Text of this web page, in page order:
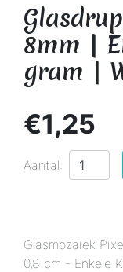
8mm |
gram |
€1,25
Aantal:
Glasmozaiek
0,8 cm - Enkele